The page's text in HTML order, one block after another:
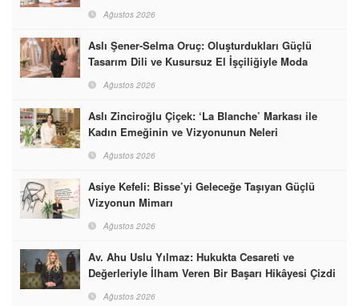
Ağustos 2026
Aslı Şener-Selma Oruç: Oluşturdukları Güçlü
Tasarım Dili ve Kusursuz El İşçiliğiyle Moda
Dünyasına İmzalarını Attılar
Ağustos 2026
Aslı Zinciroğlu Çiçek: ‘La Blanche’ Markası ile
Kadın Emeğinin ve Vizyonunun Neleri
Başarabileceğinin En Güzel Örneğini Sunuyor
Ağustos 2026
Asiye Kefeli: Bisse’yi Geleceğe Taşıyan Güçlü
Vizyonun Mimarı
Ağustos 2026
Av. Ahu Uslu Yılmaz: Hukukta Cesareti ve
Değerleriyle İlham Veren Bir Başarı Hikâyesi Çizdi
Ağustos 2026